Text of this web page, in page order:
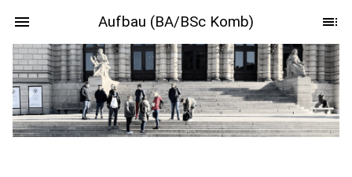
Aufbau (BA/BSc Komb)